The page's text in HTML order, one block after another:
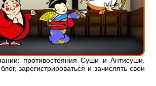
противостояния Суши и Антисуши.
зарегистрироваться и зачислять свои